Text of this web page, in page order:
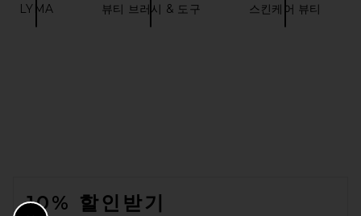
LYMA 뷰티 브러시 & 도구 스킨케어 뷰티
10% 할인받기